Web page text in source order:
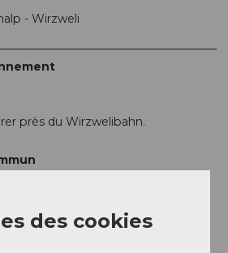
- Wirzweli
près du Wirzwelibahn.
des cookies